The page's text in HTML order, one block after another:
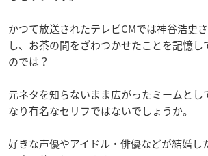
かつて放送されたテレビCMでは神谷浩史
し、お茶の間をざわつかせたことを記憶
のでは？
元ネタを知らないまま広がったミームと
なり有名なセリフではないでしょうか。
好きな声優やアイドル・俳優などが結婚し